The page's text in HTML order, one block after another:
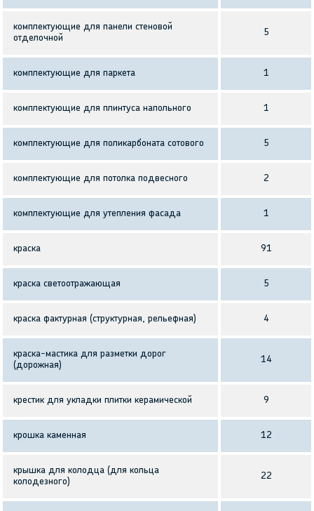
комплектующие для панели стеновой
отделочной
5
комплектующие для паркета 1
комплектующие для плинтуса напольного 1
комплектующие для поликарбоната сотового 5
комплектующие для потолка подвесного 2
комплектующие для утепления фасада 1
краска 91
краска светоотражающая 5
краска фактурная (структурная, рельефная) 4
краска-мастика для разметки дорог
(дорожная)
14
крестик для укладки плитки керамической 9
крошка каменная 12
крышка для колодца (для кольца
колодезного)
22